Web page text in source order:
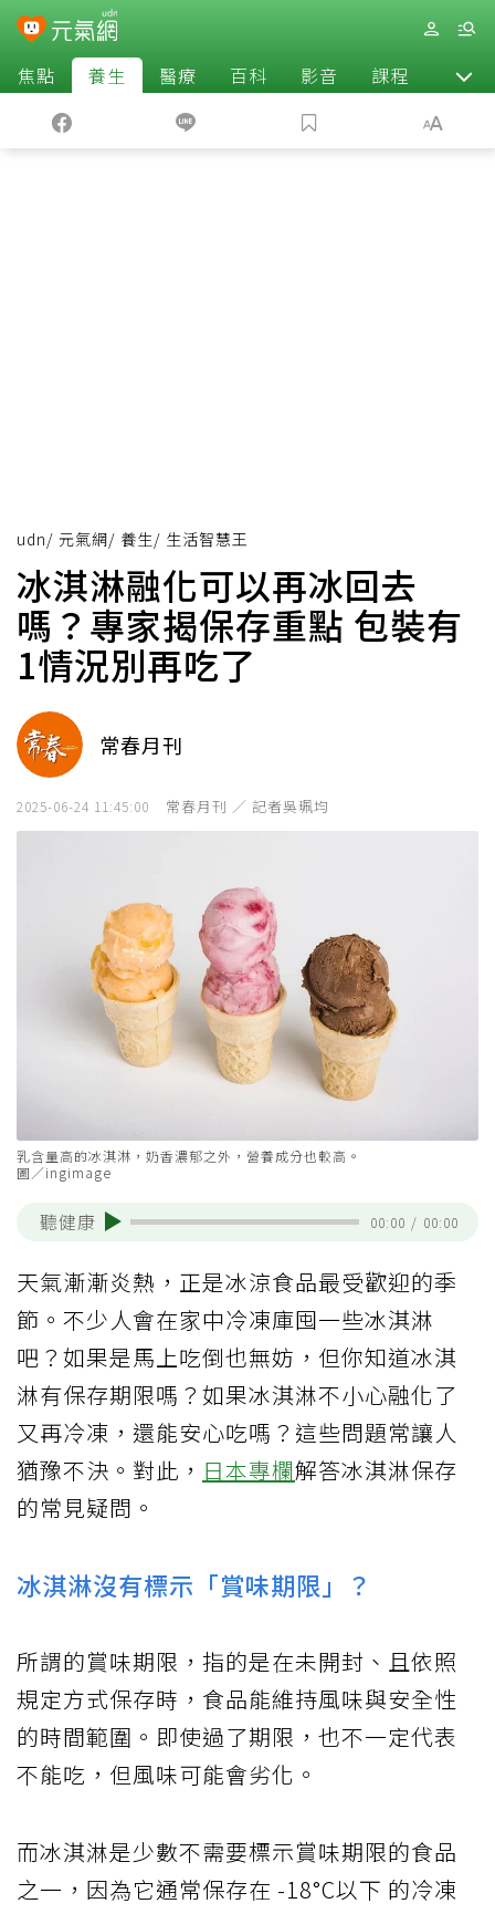
焦點 養生 醫療 百科 影音 課程 退休
udn/ 元氣網/ 養生/ 生活智慧王
冰淇淋融化可以再冰回去
嗎？專家揭保存重點 包裝有
1情況別再吃了
常春月刊
2025-06-24 11:45:00 常春月刊 ／ 記者吳珮均
乳含量高的冰淇淋，奶香濃郁之外，營養成分也較高。
圖／ingimage
聽健康 00:00 / 00:00
天氣漸漸炎熱，正是冰涼食品最受歡迎的季
節。不少人會在家中冷凍庫囤一些冰淇淋
吧？如果是馬上吃倒也無妨，但你知道冰淇
淋有保存期限嗎？如果冰淇淋不小心融化了
又再冷凍，還能安心吃嗎？這些問題常讓人
猶豫不決。對此， 日本專欄解答冰淇淋保存
的常見疑問。
冰淇淋沒有標示「賞味期限」？
所謂的賞味期限，指的是在未開封、且依照
規定方式保存時，食品能維持風味與安全性
的時間範圍。即使過了期限，也不一定代表
不能吃，但風味可能會劣化。
而冰淇淋是少數不需要標示賞味期限的食品
之一，因為它通常保存在 -18°C以下 的冷凍